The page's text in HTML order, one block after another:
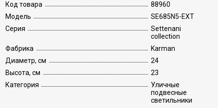
Код товара
88960
Модель
SE685N5-EXT
Серия
Settenani
collection
Фабрика
Karman
Диаметр, см
24
Высота, см
23
Категория
Уличные
подвесные
светильники